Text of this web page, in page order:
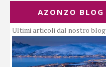
AZONZO BLOG
Ultimi articoli dal nostro blog